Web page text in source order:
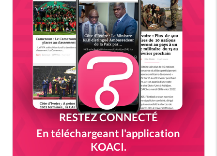
RESTEZ CONNECTÉ
En téléchargeant l'application
KOACI.